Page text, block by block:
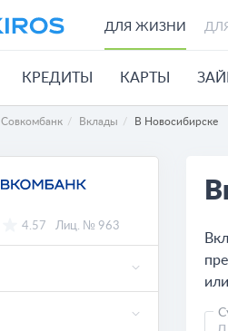
ДЛЯ ЖИЗНИ
КРЕДИТЫ КАРТЫ
Совкомбанк Вклады В Новосибирске
4.57 Лиц. № 963